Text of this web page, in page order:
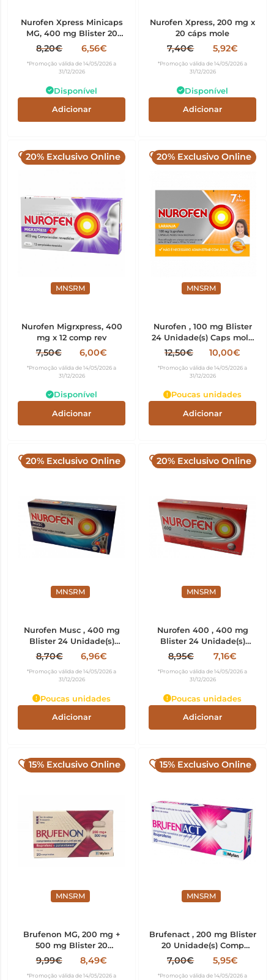
Nurofen Xpress Minicaps
MG, 400 mg Blister 20
Unidade(s) Caps mole,
400 mg x 20 cáps mole
8,20€ 6,56€
*Promoção válida de 14/05/2026 a
31/12/2026
Disponível
Adicionar
Nurofen Xpress, 200 mg x
20 cáps mole
7,40€ 5,92€
*Promoção válida de 14/05/2026 a
31/12/2026
Disponível
Adicionar
20% Exclusivo Online
MNSRM
Nurofen Migrxpress, 400
mg x 12 comp rev
7,50€ 6,00€
*Promoção válida de 14/05/2026 a
31/12/2026
Disponível
Adicionar
20% Exclusivo Online
MNSRM
Nurofen , 100 mg Blister
24 Unidade(s) Caps mole
mast
12,50€ 10,00€
*Promoção válida de 14/05/2026 a
31/12/2026
Poucas unidades
Adicionar
20% Exclusivo Online
MNSRM
Nurofen Musc , 400 mg
Blister 24 Unidade(s)
Comp revest
8,70€ 6,96€
*Promoção válida de 14/05/2026 a
31/12/2026
Poucas unidades
Adicionar
20% Exclusivo Online
MNSRM
Nurofen 400 , 400 mg
Blister 24 Unidade(s)
Comp revest
8,95€ 7,16€
*Promoção válida de 14/05/2026 a
31/12/2026
Poucas unidades
Adicionar
15% Exclusivo Online
MNSRM
Brufenon MG, 200 mg +
500 mg Blister 20
Unidade(s) Comp revest
9,99€ 8,49€
*Promoção válida de 14/05/2026 a
15% Exclusivo Online
MNSRM
Brufenact , 200 mg Blister
20 Unidade(s) Comp
revest pelic
7,00€ 5,95€
*Promoção válida de 14/05/2026 a